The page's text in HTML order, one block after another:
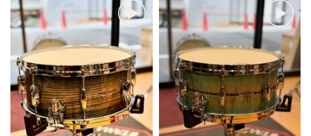
エフェクター
DTM オンライン納品 レコーディング機器